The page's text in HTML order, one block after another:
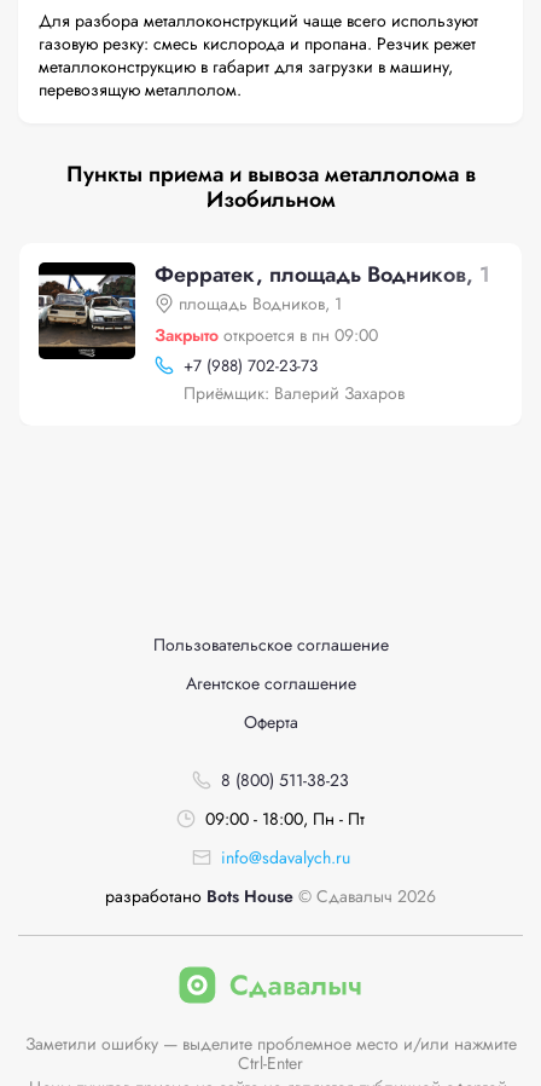
Для разбора металлоконструкций чаще всего используют
газовую резку: смесь кислорода и пропана. Резчик режет
металлоконструкцию в габарит для загрузки в машину,
перевозящую металлолом.
Пункты приема и вывоза металлолома в
Изобильном
Ферратек, площадь Водников, 1
площадь Водников, 1
Закрыто откроется в пн 09:00
+7 (988) 702-23-73
Приёмщик: Валерий Захаров
Пользовательское соглашение
Агентское соглашение
Оферта
8 (800) 511-38-23
09:00 - 18:00, Пн - Пт
info@sdavalych.ru
разработано Bots House © Сдавалыч 2026
Заметили ошибку — выделите проблемное место и/или нажмите
Ctrl-Enter